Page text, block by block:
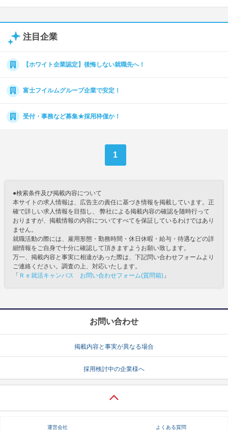
注目企業
【ホワイト企業認定】後悔しない就職先へ！
富士フイルムグループ企業で安定！
受付・事務など募集★採用枠僅か！
1
●検索条件及び掲載内容について
本サイトの求人情報は、広告主の責任に基づき情報を掲載しています。正
確で詳しい求人情報を目指し、 弊社による掲載内容の確認を随時行って
おりますが、掲載情報の内容についてすべてを保証しているわけではあり
ません。
就職活動の際には、雇用形態・勤務時間・休日休暇・給与・待遇などの詳
細情報をご自身で十分に確認して頂きますようお願い致します。
万一、掲載内容と事実に相違があった際は、下記問い合わせフォームより
ご連絡ください。調査の上、対応いたします。
「 Ｒｅ就活キャンパス お問い合わせフォーム(質問箱) 」
お問い合わせ
掲載内容と事実が異なる場合
採用検討中の企業様へ
運営会社 よくある質問